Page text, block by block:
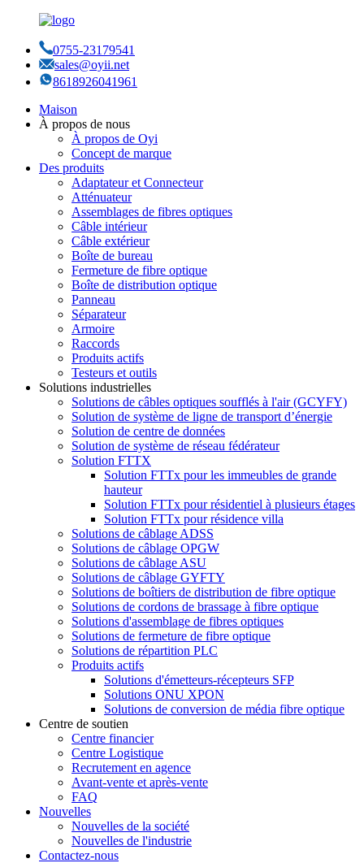
0755-23179541
sales@oyii.net
8618926041961
Maison
À propos de nous
À propos de Oyi
Concept de marque
Des produits
Adaptateur et Connecteur
Atténuateur
Assemblages de fibres optiques
Câble intérieur
Câble extérieur
Boîte de bureau
Fermeture de fibre optique
Boîte de distribution optique
Panneau
Séparateur
Armoire
Raccords
Produits actifs
Testeurs et outils
Solutions industrielles
Solutions de câbles optiques soufflés à l'air (GCYFY)
Solution de système de ligne de transport d’énergie
Solution de centre de données
Solution de système de réseau fédérateur
Solution FTTX
Solution FTTx pour les immeubles de grande
hauteur
Solution FTTx pour résidentiel à plusieurs étages
Solution FTTx pour résidence villa
Solutions de câblage ADSS
Solutions de câblage OPGW
Solutions de câblage ASU
Solutions de câblage GYFTY
Solutions de boîtiers de distribution de fibre optique
Solutions de cordons de brassage à fibre optique
Solutions d'assemblage de fibres optiques
Solutions de fermeture de fibre optique
Solutions de répartition PLC
Produits actifs
Solutions d'émetteurs-récepteurs SFP
Solutions ONU XPON
Solutions de conversion de média fibre optique
Centre de soutien
Centre financier
Centre Logistique
Recrutement en agence
Avant-vente et après-vente
FAQ
Nouvelles
Nouvelles de la société
Nouvelles de l'industrie
Contactez-nous